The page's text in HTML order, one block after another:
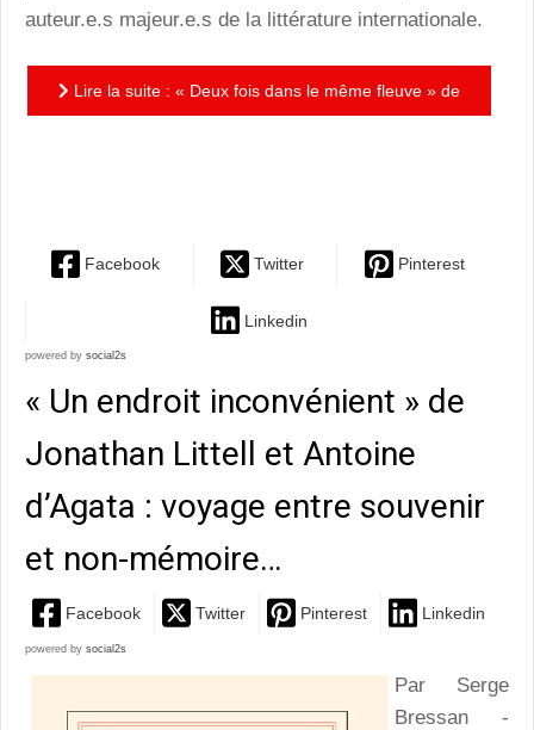
auteur.e.s majeur.e.s de la littérature internationale.
Lire la suite : « Deux fois dans le même fleuve » de
Facebook Twitter Pinterest
Linkedin
powered by social2s
« Un endroit inconvénient » de
Jonathan Littell et Antoine
d’Agata : voyage entre souvenir
et non-mémoire…
Facebook Twitter Pinterest Linkedin
powered by social2s
Par Serge
Bressan -